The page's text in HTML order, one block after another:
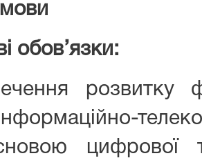
обов’язки:
розвитку
цифрової